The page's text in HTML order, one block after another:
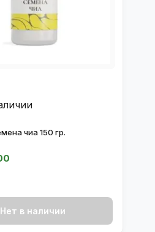
чиа 150 гр.
Нет в наличии